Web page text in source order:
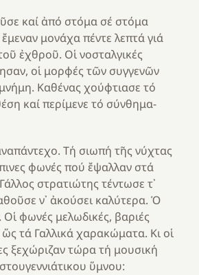
καί ἀπό στόμα σέ στόμα
μονάχα πέντε λεπτά γιά
ἐχθροῦ. Οἱ νοσταλγικές
οἱ μορφές τῶν συγγενῶν
Καθένας χούφτιασε τό
καί περίμενε τό σύνθημα-
Τή σιωπή τῆς νύχτας
φωνές πού ἔψαλλαν στά
στρατιώτης τέντωσε τ᾽
ν᾽ ἀκούσει καλύτερα. Ὁ
φωνές μελωδικές, βαριές
τά Γαλλικά χαρακώματα. Κι οἱ
ξεχώριζαν τώρα τή μουσική
ὕμνου: